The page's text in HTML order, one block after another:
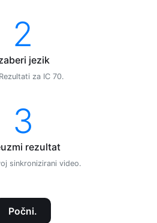
2
jezik
za IC 70.
3
rezultat
sinkronizirani video.
Počni.